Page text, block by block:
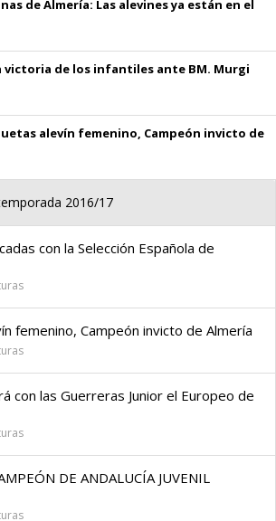
de Almería: Las alevines ya están en el
victoria de los infantiles ante BM. Murgi
alevín femenino, Campeón invicto de
2016/17
con la Selección Española de
femenino, Campeón invicto de Almería
con las Guerreras Junior el Europeo de
DE ANDALUCÍA JUVENIL